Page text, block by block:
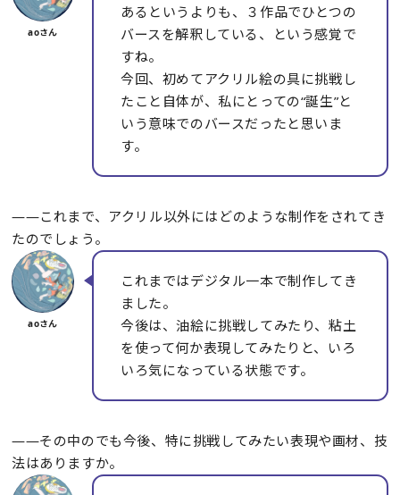
あるというよりも、３作品でひとつの
バースを解釈している、という感覚で
すね。
今回、初めてアクリル絵の具に挑戦し
たこと自体が、私にとっての“誕生”と
いう意味でのバースだったと思いま
す。
――これまで、アクリル以外にはどのような制作をされてき
たのでしょう。
これまではデジタル一本で制作してき
ました。
今後は、油絵に挑戦してみたり、粘土
を使って何か表現してみたりと、いろ
いろ気になっている状態です。
――その中のでも今後、特に挑戦してみたい表現や画材、技
法はありますか。